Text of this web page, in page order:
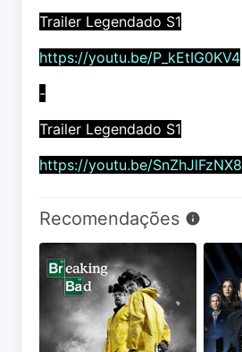
Trailer Legendado S1
https://youtu.be/P_kEtIG0KV4
-
Trailer Legendado S1
https://youtu.be/SnZhJlFzNX8
Recomendações